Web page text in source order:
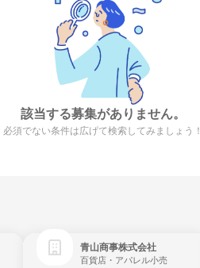
該当する募集がありません。
必須でない条件は広げて検索してみましょう！
青山商事株式会社
百貨店・アパレル小売